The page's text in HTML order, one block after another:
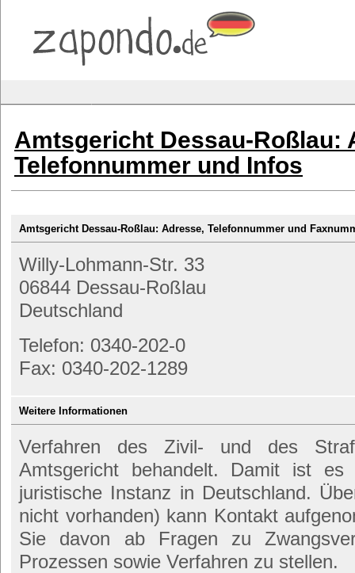
Amtsgericht Dessau-Roßlau:
Telefonnummer und Infos
Amtsgericht Dessau-Roßlau: Adresse, Telefonnummer und
Willy-Lohmann-Str. 33
06844 Dessau-Roßlau
Deutschland
Telefon: 0340-202-0
Fax: 0340-202-1289
Weitere Informationen
Verfahren des Zivil- und des
Amtsgericht behandelt. Damit ist es
juristische Instanz in Deutschland.
nicht vorhanden) kann Kontakt
Sie davon ab Fragen zu
Prozessen sowie Verfahren zu stellen.